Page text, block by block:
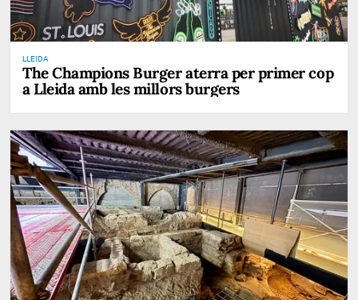
LLEIDA
The Champions Burger aterra per primer cop
a Lleida amb les millors burgers